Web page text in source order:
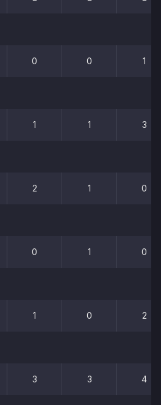
0 0 1
1 1 3
2 1 0
0 1 0
1 0 2
3 3 4